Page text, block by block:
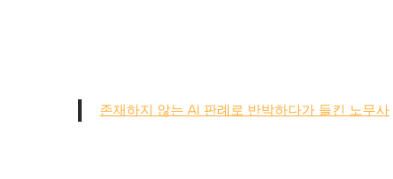
존재하지 않는 AI 판례로 반박하다가 들킨 노무사